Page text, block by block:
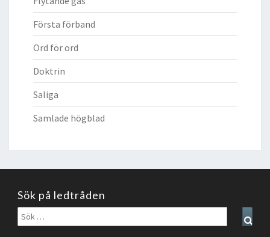
Första förband
Ord för ord
Doktrin
Saliga
Samlade högblad
Sök på ledtråden
Sök
efter: